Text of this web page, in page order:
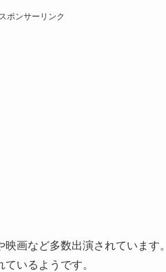
スポンサーリンク
画など多数出演されています。
いるようです。